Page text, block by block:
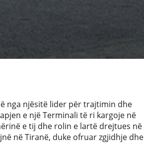
nga njësitë lider për trajtimin dhe
e një Terminali të ri kargoje në
e tij dhe rolin e lartë drejtues në
në Tiranë, duke ofruar zgjidhje dhe